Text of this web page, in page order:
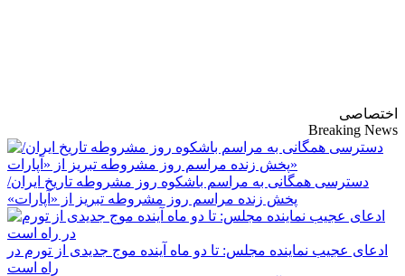
اختصاصی
Breaking News
دسترسی همگانی به مراسم باشکوه روز مشروطه تاریخ ایران/
پخش زنده مراسم روز مشروطه تبریز از «آپارات»
ادعای عجیب نماینده مجلس: تا دو ماه آینده موج جدیدی از تورم در
راه است